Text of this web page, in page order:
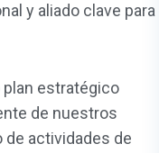
y aliado clave para
estratégico
de nuestros
actividades de